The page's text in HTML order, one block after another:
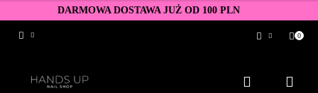
DARMOWA DOSTAWA JUŻ OD 100 PLN
Zarejestruj się
0